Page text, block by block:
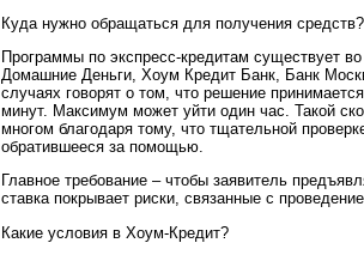
Куда нужно обращаться для получения средств?
Программы по экспресс-кредитам существует во
Домашние Деньги, Хоум Кредит Банк, Банк
случаях говорят о том, что решение
минут. Максимум может уйти один час. Такой
многом благодаря тому, что тщательной
обратившееся за помощью.
Главное требование – чтобы заявитель
ставка покрывает риски, связанные с
Какие условия в Хоум-Кредит?